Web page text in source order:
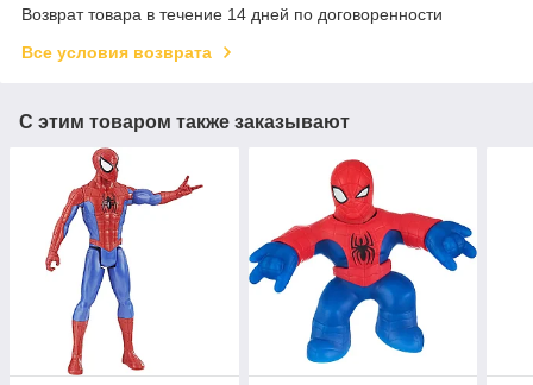
Возврат товара в течение 14 дней по договоренности
Все условия возврата
С этим товаром также заказывают